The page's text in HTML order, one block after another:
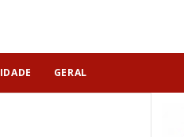
GERAL